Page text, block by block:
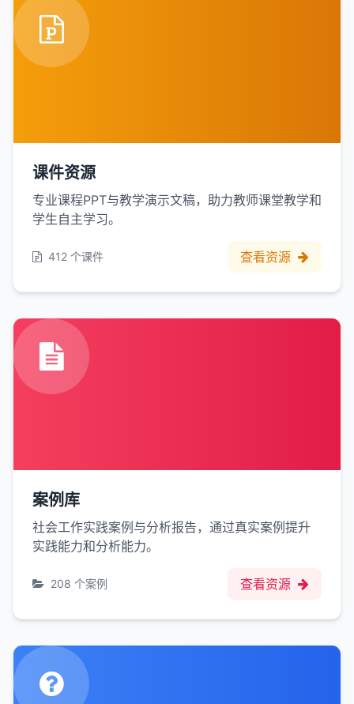
课件资源
专业课程PPT与教学演示文稿，助力教师课堂教学和
学生自主学习。
412 个课件 查看资源
案例库
社会工作实践案例与分析报告，通过真实案例提升
实践能力和分析能力。
208 个案例 查看资源